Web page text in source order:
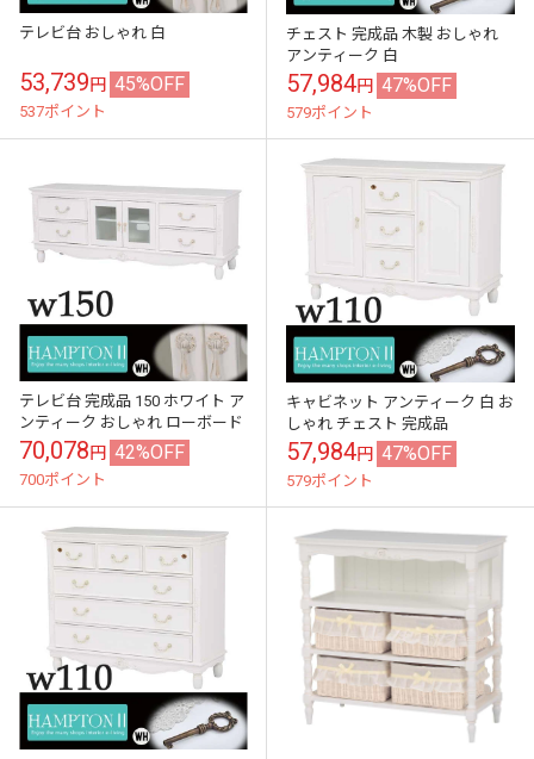
テレビ台 おしゃれ 白
53,739円 45%OFF
537ポイント
チェスト 完成品 木製 おしゃれ
アンティーク 白
57,984円 47%OFF
579ポイント
テレビ台 完成品 150 ホワイト ア
ンティーク おしゃれ ローボード
70,078円 42%OFF
700ポイント
キャビネット アンティーク 白 お
しゃれ チェスト 完成品
57,984円 47%OFF
579ポイント